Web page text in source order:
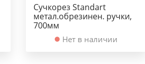
Сучкорез Standart
метал.обрезинен. ручки,
700мм
Нет в наличии